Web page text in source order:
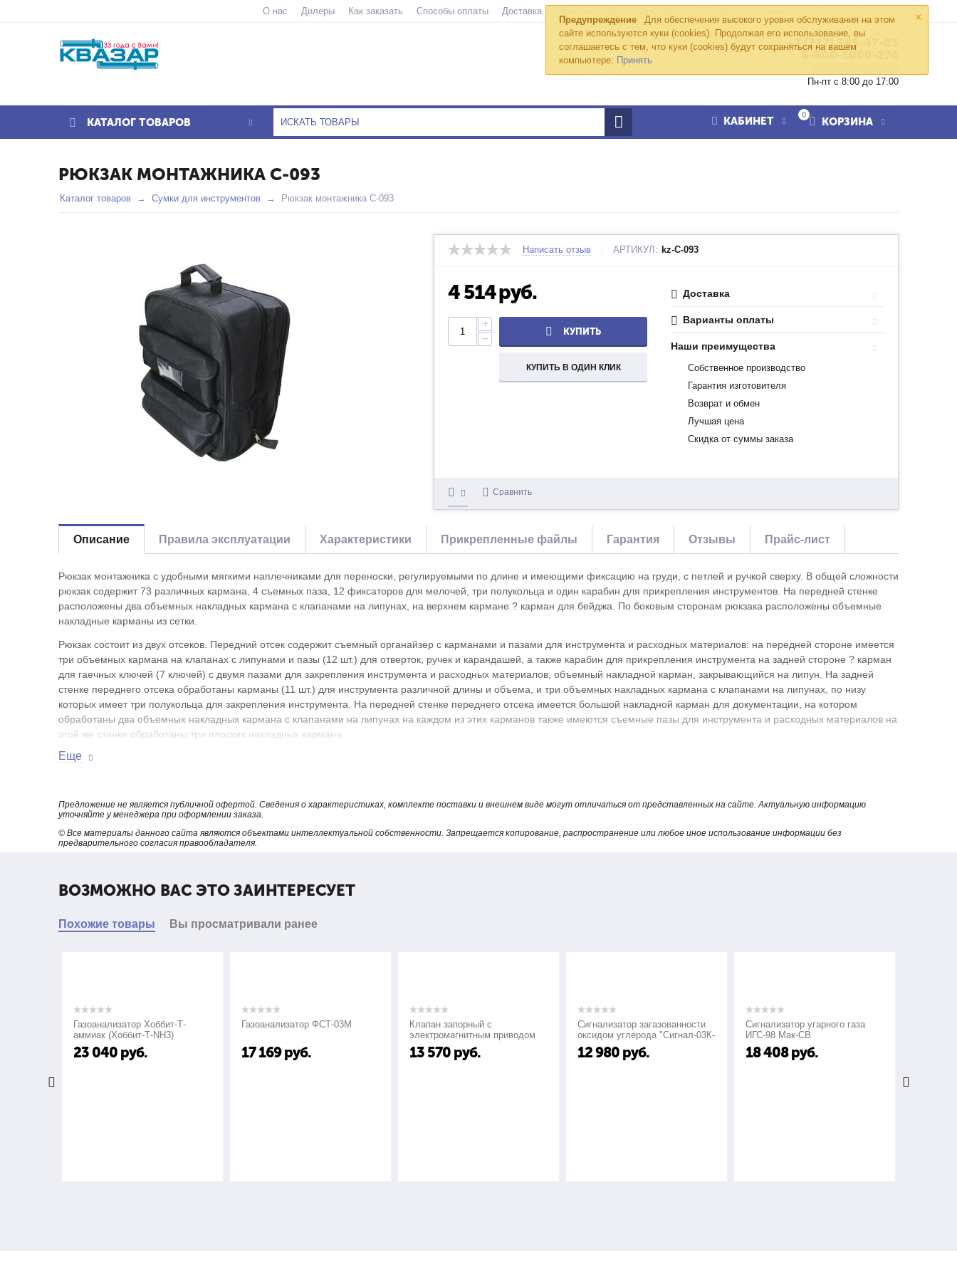
×
Предупреждение
Для обеспечения высокого уровня обслуживания на этом
сайте используются куки (cookies). Продолжая его использование, вы
соглашаетесь с тем, что куки (cookies) будут сохраняться на вашем
компьютере: Принять
О нас Дилеры Как заказать Способы оплаты Доставка
+7 (727) 345-47-03
Пн-пт с 8:00 до 17:00
КАТАЛОГ ТОВАРОВ
0
КОРЗИНА
КАБИНЕТ
РЮКЗАК МОНТАЖНИКА С-093
Каталог товаров Сумки для инструментов Рюкзак монтажника С-093
Написать отзыв АРТИКУЛ: kz-C-093
4 514руб.
+
−
КУПИТЬ
КУПИТЬ В ОДИН КЛИК
Доставка
Варианты оплаты
Наши преимущества
Собственное производство
Гарантия изготовителя
Возврат и обмен
Лучшая цена
Скидка от суммы заказа
Сравнить
Описание Правила эксплуатации Характеристики Прикрепленные файлы Гарантия Отзывы Прайс-лист
Рюкзак монтажника с удобными мягкими наплечниками для переноски, регулируемыми по длине и имеющими фиксацию на груди, с петлей и ручкой сверху. В общей сложности
рюкзак содержит 73 различных кармана, 4 съемных паза, 12 фиксаторов для мелочей, три полукольца и один карабин для прикрепления инструментов. На передней стенке
расположены два объемных накладных кармана с клапанами на липунах, на верхнем кармане ? карман для бейджа. По боковым сторонам рюкзака расположены объемные
накладные карманы из сетки.
Рюкзак состоит из двух отсеков. Передний отсек содержит съемный органайзер с карманами и пазами для инструмента и расходных материалов: на передней стороне имеется
три объемных кармана на клапанах с липунами и пазы (12 шт.) для отверток, ручек и карандашей, а также карабин для прикрепления инструмента на задней стороне ? карман
для гаечных ключей (7 ключей) с двумя пазами для закрепления инструмента и расходных материалов, объемный накладной карман, закрывающийся на липун. На задней
стенке переднего отсека обработаны карманы (11 шт.) для инструмента различной длины и объема, и три объемных накладных кармана с клапанами на липунах, по низу
которых имеет три полукольца для закрепления инструмента. На передней стенке переднего отсека имеется большой накладной карман для документации, на котором
обработаны два объемных накладных кармана с клапанами на липунах на каждом из этих карманов также имеются съемные пазы для инструмента и расходных материалов на
этой же стенке обработаны три плоских накладных кармана.
По боковым сторонам внутри обработаны накладные карманы треугольной формы, фиксирующиеся по верхнему краю липунами.
тесьмой по верхнему краю, а также карманы для гаечных ключей (7 шт.), над которыми расположены два крепления для мелочей.
На дне рюкзака обработаны 6 пазов из эластичной тесьмы для фиксации инструмента.
ПРЕИМУЩЕСТВА НАШИХ СУМОК:
Скорость - короткие сроки пошива без потери качества;
Еще
Предложение не является публичной офертой. Сведения о характеристиках, комплекте поставки и внешнем виде могут отличаться от представленных на сайте. Актуальную информацию
уточняйте у менеджера при оформлении заказа.
© Все материалы данного сайта являются объектами интеллектуальной собственности. Запрещается копирование, распространение или любое иное использование информации без
предварительного согласия правообладателя.
ВОЗМОЖНО ВАС ЭТО ЗАИНТЕРЕСУЕТ
Похожие товары Вы просматривали ранее
Газоанализатор Хоббит-Т-
аммиак (Хоббит-Т-NH3)
23 040руб.
Газоанализатор ФСТ-03М
17 169руб.
Клапан запорный с
электромагнитным приводом
КЗМЭФ
13 570руб.
Сигнализатор загазованности
оксидом углерода "Сигнал-03К-
12 980руб.
Сигнализатор угарного газа
ИГС-98 Мак-СВ
18 408руб.